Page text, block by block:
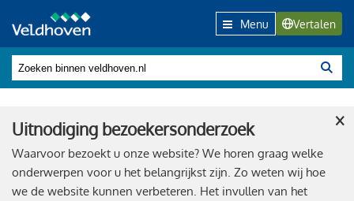
Menu Vertalen
Uitnodiging bezoekersonderzoek
Waarvoor bezoekt u onze website? We horen graag welke
onderwerpen voor u het belangrijkst zijn. Zo weten wij hoe
we de website kunnen verbeteren. Het invullen van het
×